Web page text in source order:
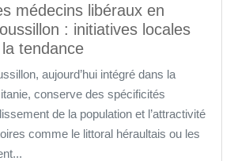
médecins libéraux en
: initiatives locales
tendance
aujourd’hui intégré dans la
conserve des spécificités
de la population et l’attractivité
comme le littoral héraultais ou les